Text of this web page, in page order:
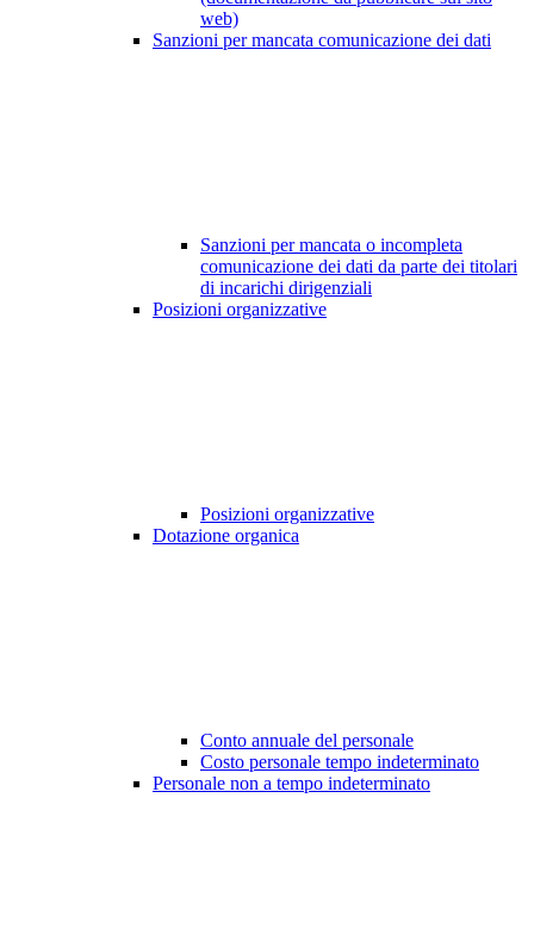
web)
Sanzioni per mancata comunicazione dei dati
Sanzioni per mancata o incompleta
comunicazione dei dati da parte dei titolari
di incarichi dirigenziali
Posizioni organizzative
Posizioni organizzative
Dotazione organica
Conto annuale del personale
Costo personale tempo indeterminato
Personale non a tempo indeterminato